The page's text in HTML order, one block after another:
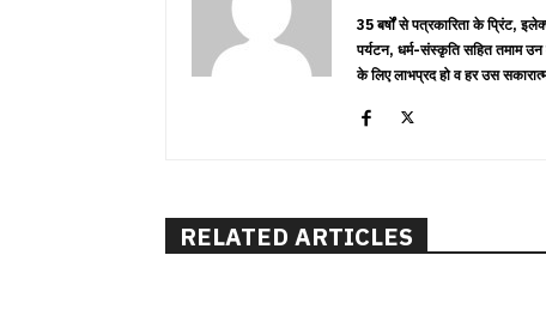
35 बर्षों से पत्रकारिता के प्रिंट,
पर्यटन, धर्म-संस्कृति सहित तमाम
के लिए लाभप्रद हो व हर उस
RELATED ARTICLES